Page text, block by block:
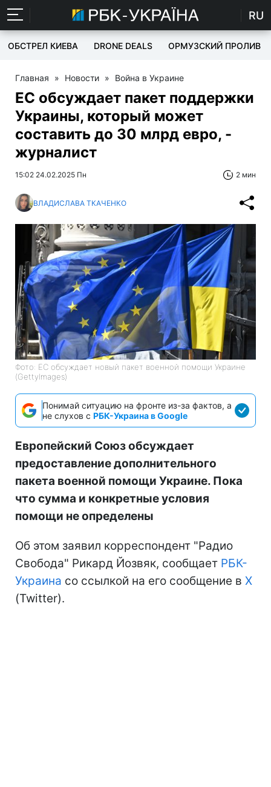
RU
ОБСТРЕЛ КИЕВА DRONE DEALS ОРМУЗСКИЙ ПРОЛИВ
Главная » Новости » Война в Украине
ЕС обсуждает пакет поддержки
Украины, который может
составить до 30 млрд евро, -
журналист
15:02 24.02.2025 Пн 2 мин
ВЛАДИСЛАВА ТКАЧЕНКО
Фото: ЕС обсуждает новый пакет военной помощи Украине
(GettyImages)
Понимай ситуацию на фронте из-за фактов, а
не слухов с РБК-Украина в Google
Европейский Союз обсуждает
предоставление дополнительного
пакета военной помощи Украине. Пока
что сумма и конкретные условия
помощи не определены
Об этом заявил корреспондент "Радио
Свобода" Рикард Йозвяк, сообщает РБК-
Украина со ссылкой на его сообщение в X
(Twitter).